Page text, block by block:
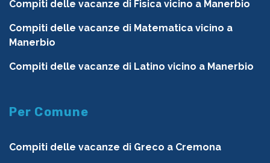
Compiti delle vacanze di Fisica vicino a Manerbio
Compiti delle vacanze di Matematica vicino a
Manerbio
Compiti delle vacanze di Latino vicino a Manerbio
Per Comune
Compiti delle vacanze di Greco a Cremona